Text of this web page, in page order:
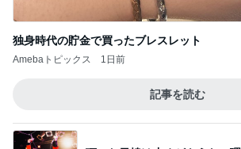
記事を読む
Amebaトピックス 12時間前